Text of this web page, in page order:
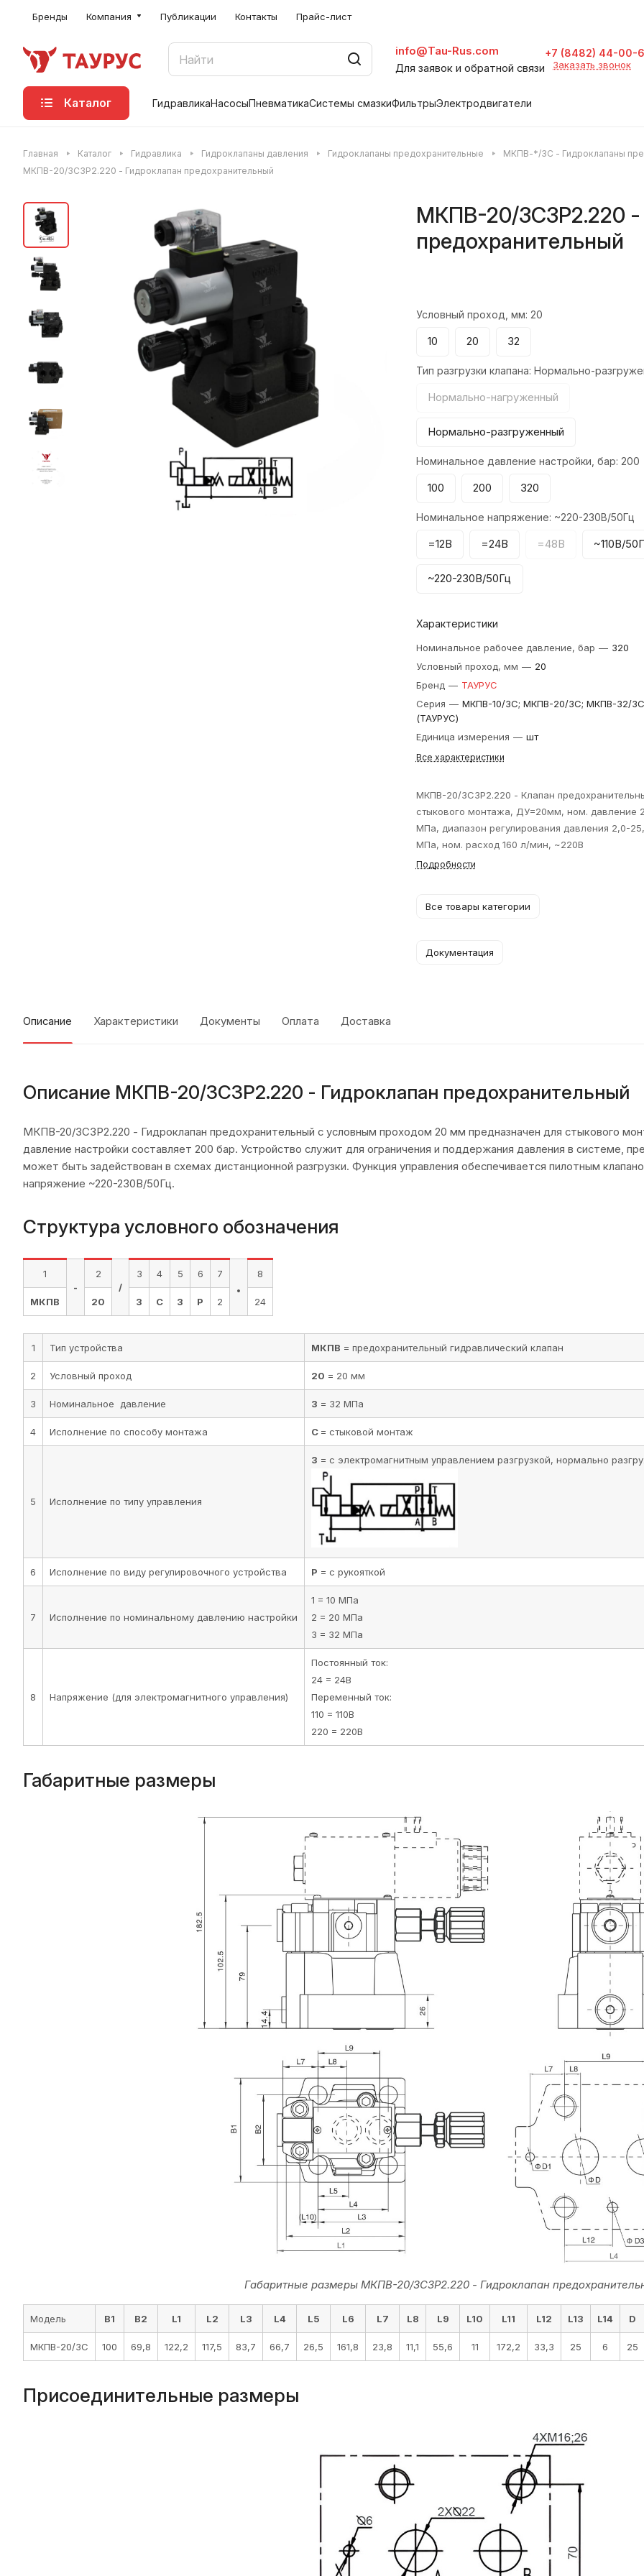
Бренды Компания Публикации Контакты Прайс-лист
info@Tau-Rus.com
Для заявок и обратной связи
+7 (8482) 44-00-
Заказать звонок
Каталог ГидравликаНасосыПневматикаСистемы смазкиФильтрыЭлектродвигатели
Главная Каталог Гидравлика Гидроклапаны давления Гидроклапаны предохранительные
МКПВ-*/3С - Гидроклапаны
МКПВ-20/3С3Р2.220 - Гидроклапан предохранительный
МКПВ-20/3С3Р2.220 -
предохранительный
Условный проход, мм: 20
10 20 32
Тип разгрузки клапана: Нормально-
Нормально-нагруженный
Нормально-разгруженный
Номинальное давление настройки, бар: 200
100 200 320
Номинальное напряжение: ~220-230В/50Гц
=12В =24В =48В ~110В/
~220-230В/50Гц
Характеристики
Номинальное рабочее давление, бар — 320
Условный проход, мм — 20
Бренд — ТАУРУС
Серия — МКПВ-10/3С; МКПВ-20/3С; МКПВ-32/3С
(ТАУРУС)
Единица измерения — шт
Все характеристики
МКПВ-20/3С3Р2.220 - Клапан
стыкового монтажа, ДУ=20мм, ном. давление
МПа, диапазон регулирования давления 2,0-
МПа, ном. расход 160 л/мин, ~220В
Подробности
Все товары категории
Документация
Описание Характеристики Документы Оплата Доставка
Описание МКПВ-20/3С3Р2.220 - Гидроклапан предохранительный
МКПВ-20/3С3Р2.220 - Гидроклапан предохранительный с условным проходом 20 мм предназначен для стыкового
давление настройки составляет 200 бар. Устройство служит для ограничения и поддержания давления в системе,
может быть задействован в схемах дистанционной разгрузки. Функция управления обеспечивается пилотным
напряжение ~220-230В/50Гц.
Структура условного обозначения
1
-
2
/
3 4 5 6 7 . 8
МКПВ 20 3 С 3 Р 2 24
1 Тип устройства МКПВ = предохранительный гидравлический клапан
2 Условный проход 20 = 20 мм
3 Номинальное давление 3 = 32 МПа
4 Исполнение по способу монтажа С = стыковой монтаж
5 Исполнение по типу управления
3 = с электромагнитным управлением разгрузкой, нормально
6 Исполнение по виду регулировочного устройства Р = с рукояткой
7 Исполнение по номинальному давлению настройки
1 = 10 МПа
2 = 20 МПа
3 = 32 МПа
8 Напряжение (для электромагнитного управления)
Постоянный ток:
24 = 24В
Переменный ток:
110 = 110В
220 = 220В
Габаритные размеры
Габаритные размеры МКПВ-20/3С3Р2.220 - Гидроклапан
Модель B1 B2 L1 L2 L3 L4 L5 L6 L7 L8 L9 L10 L11 L12 L13 L14 D
МКПВ-20/3С 100 69,8 122,2 117,5 83,7 66,7 26,5 161,8 23,8 11,1 55,6 11 172,2 33,3 25 6 25
Присоединительные размеры